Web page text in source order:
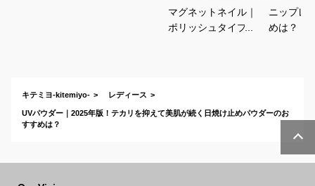
マグネットネイル｜
ポリッシュタイプで
ニップレ
めは？
キテミヨ-kitemiyo- レディース
UVパウダー｜2025年版！テカリを抑えて美肌が続く日焼け止めパウダーのお
すすめは？